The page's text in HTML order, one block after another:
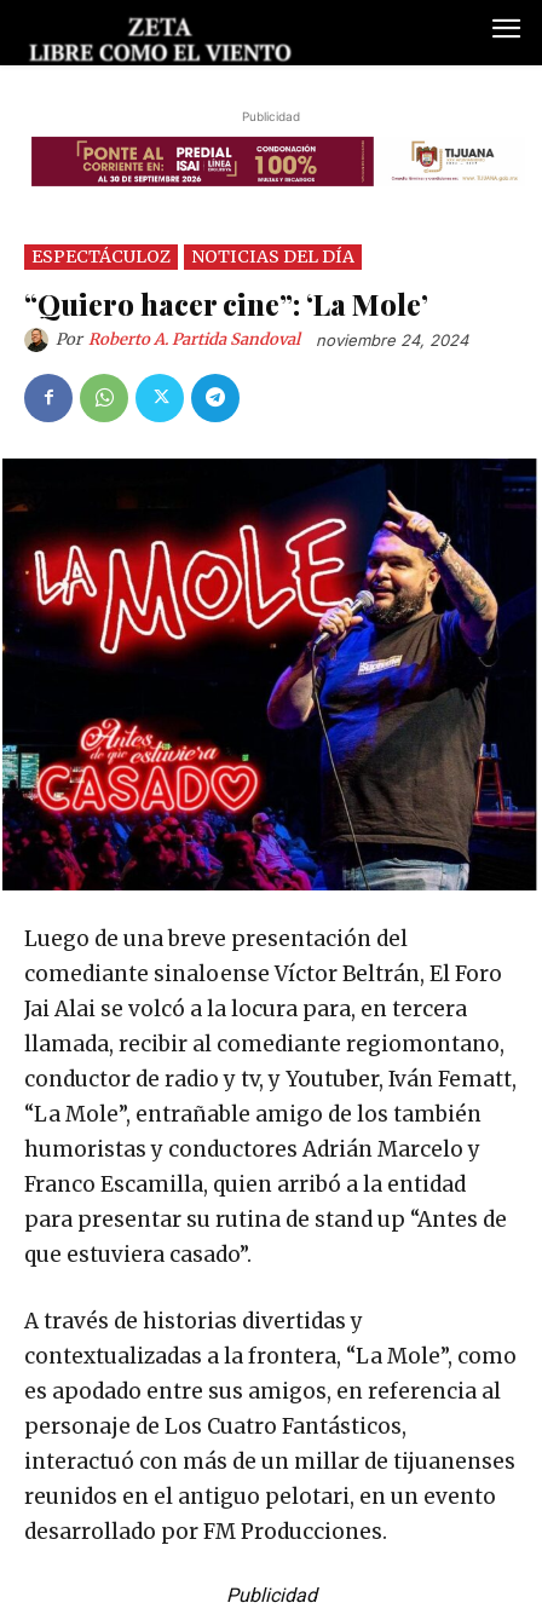
Publicidad
ESPECTÁCULOZ NOTICIAS DEL DÍA
“Quiero hacer cine”: ‘La Mole’
Por Roberto A. Partida Sandoval noviembre 24, 2024
Luego de una breve presentación del
comediante sinaloense Víctor Beltrán, El Foro
Jai Alai se volcó a la locura para, en tercera
llamada, recibir al comediante regiomontano,
conductor de radio y tv, y Youtuber, Iván Fematt,
“La Mole”, entrañable amigo de los también
humoristas y conductores Adrián Marcelo y
Franco Escamilla, quien arribó a la entidad
para presentar su rutina de stand up “Antes de
que estuviera casado”.
A través de historias divertidas y
contextualizadas a la frontera, “La Mole”, como
es apodado entre sus amigos, en referencia al
personaje de Los Cuatro Fantásticos,
interactuó con más de un millar de tijuanenses
reunidos en el antiguo pelotari, en un evento
desarrollado por FM Producciones.
Publicidad